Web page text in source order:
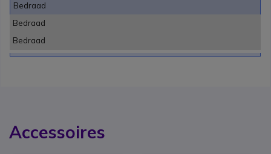
Bedraad
Bedraad
Bedraad
Accessoires